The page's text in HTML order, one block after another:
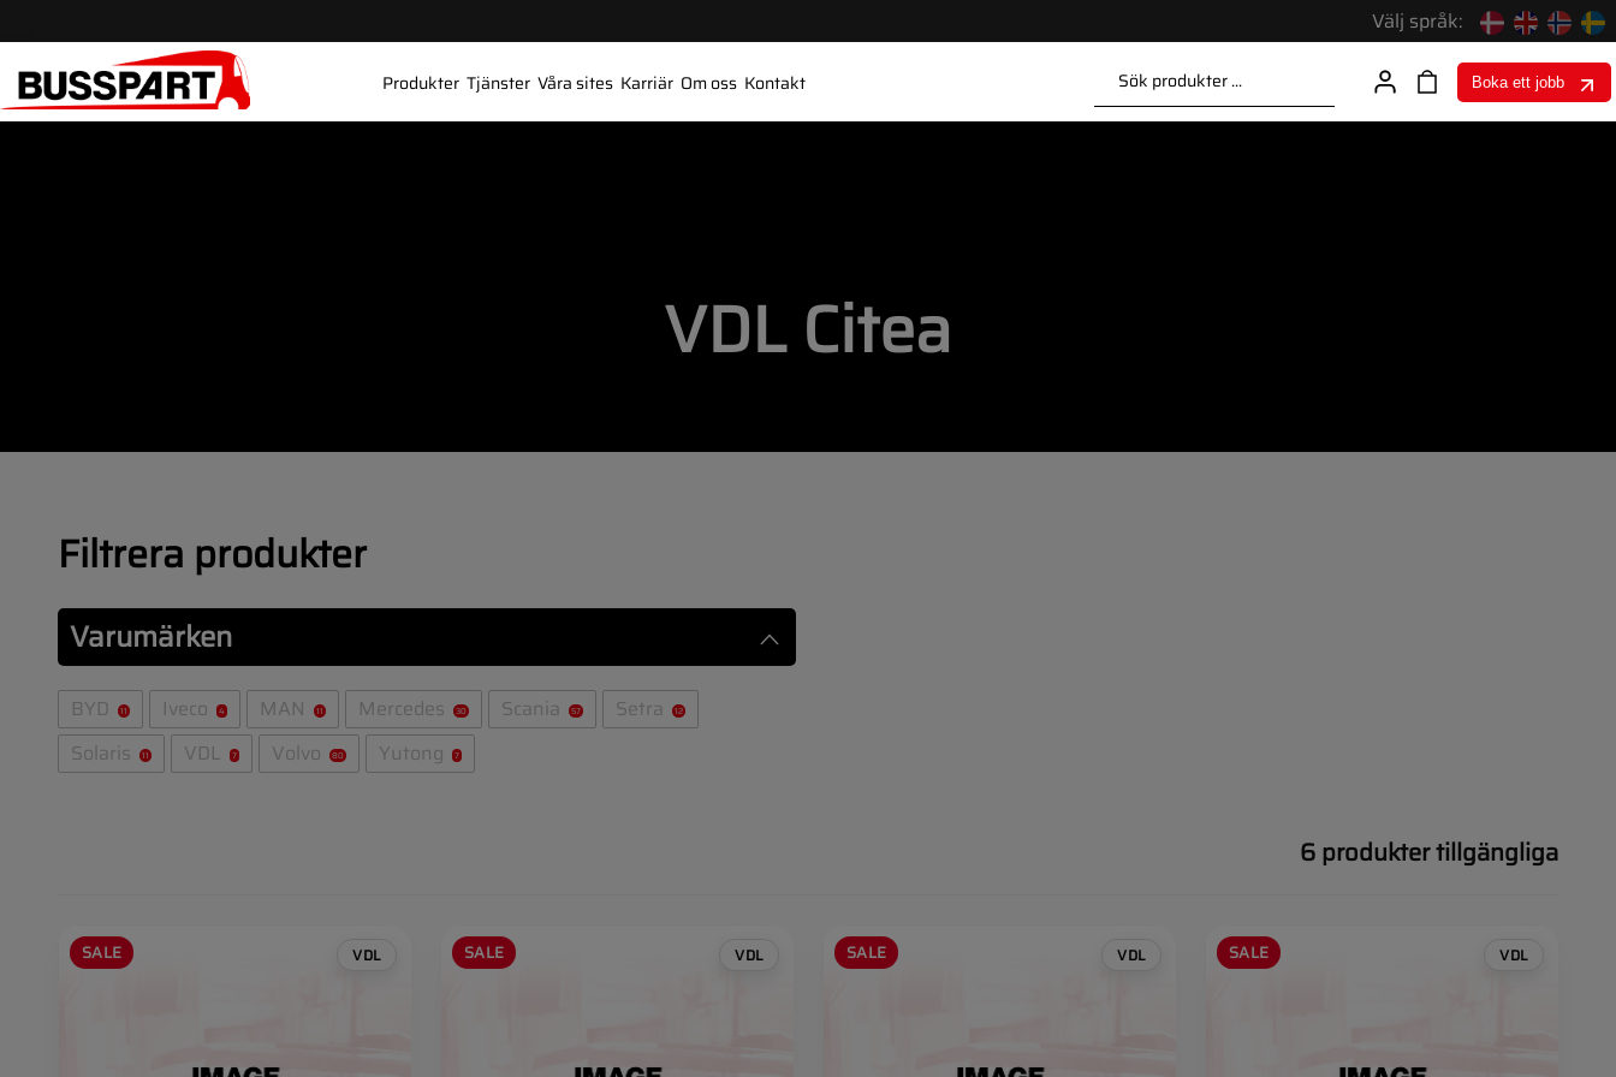
Välj språk:
Produkter Tjänster Våra sites Karriär Om oss Kontakt Sök produkter ... Boka ett jobb
VDL Citea
Filtrera produkter
Varumärken
BYD 11 Iveco 4 MAN 11 Mercedes 30 Scania 57 Setra 12
Solaris 11 VDL 7 Volvo 80 Yutong 7
6 produkter tillgängliga
SALE VDL SALE VDL SALE VDL SALE VDL